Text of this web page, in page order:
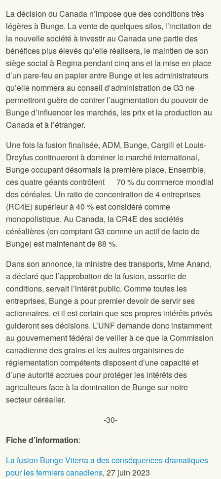
La décision du Canada n’impose que des conditions très
légères à Bunge. La vente de quelques silos, l’incitation de
la nouvelle société à investir au Canada une partie des
bénéfices plus élevés qu’elle réalisera, le maintien de son
siège social à Regina pendant cinq ans et la mise en place
d’un pare-feu en papier entre Bunge et les administrateurs
qu’elle nommera au conseil d’administration de G3 ne
permettront guère de contrer l’augmentation du pouvoir de
Bunge d’influencer les marchés, les prix et la production au
Canada et à l’étranger.
Une fois la fusion finalisée, ADM, Bunge, Cargill et Louis-
Dreyfus continueront à dominer le marché international,
Bunge occupant désormais la première place. Ensemble,
ces quatre géants contrôlent 70 % du commerce mondial
des céréales. Un ratio de concentration de 4 entreprises
(RC4E) supérieur à 40 % est considéré comme
monopolistique. Au Canada, la CR4E des sociétés
céréalières (en comptant G3 comme un actif de facto de
Bunge) est maintenant de 88 %.
Dans son annonce, la ministre des transports, Mme Anand,
a déclaré que l’approbation de la fusion, assortie de
conditions, servait l’intérêt public. Comme toutes les
entreprises, Bunge a pour premier devoir de servir ses
actionnaires, et il est certain que ses propres intérêts privés
guideront ses décisions. L’UNF demande donc instamment
au gouvernement fédéral de veiller à ce que la Commission
canadienne des grains et les autres organismes de
réglementation compétents disposent d’une capacité et
d’une autorité accrues pour protéger les intérêts des
agriculteurs face à la domination de Bunge sur notre
secteur céréalier.
-30-
Fiche d’information:
La fusion Bunge-Viterra a des conséquences dramatiques
pour les fermiers canadiens, 27 juin 2023